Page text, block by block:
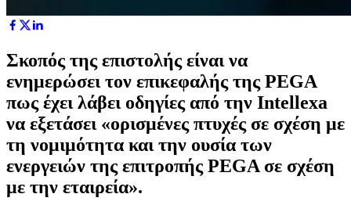
Σκοπός της επιστολής είναι να
ενημερώσει τον επικεφαλής της PEGA
πως έχει λάβει οδηγίες από την Intellexa
να εξετάσει «ορισμένες πτυχές σε σχέση με
τη νομιμότητα και την ουσία των
ενεργειών της επιτροπής PEGA σε σχέση
με την εταιρεία».